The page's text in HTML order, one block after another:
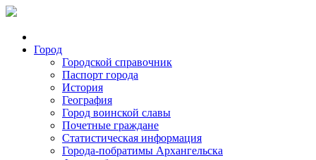
Город
Городской справочник
Паспорт города
История
География
Город воинской славы
Почетные граждане
Статистическая информация
Города-побратимы Архангельска